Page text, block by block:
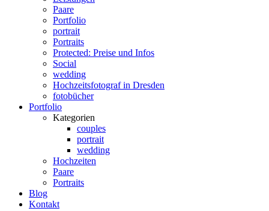
Paare
Portfolio
portrait
Portraits
Protected: Preise und Infos
Social
wedding
Hochzeitsfotograf in Dresden
fotobücher
Portfolio
Kategorien
couples
portrait
wedding
Hochzeiten
Paare
Portraits
Blog
Kontakt